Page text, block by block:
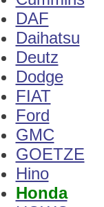
DAF
Daihatsu
Deutz
Dodge
FIAT
Ford
GMC
GOETZE
Hino
Honda